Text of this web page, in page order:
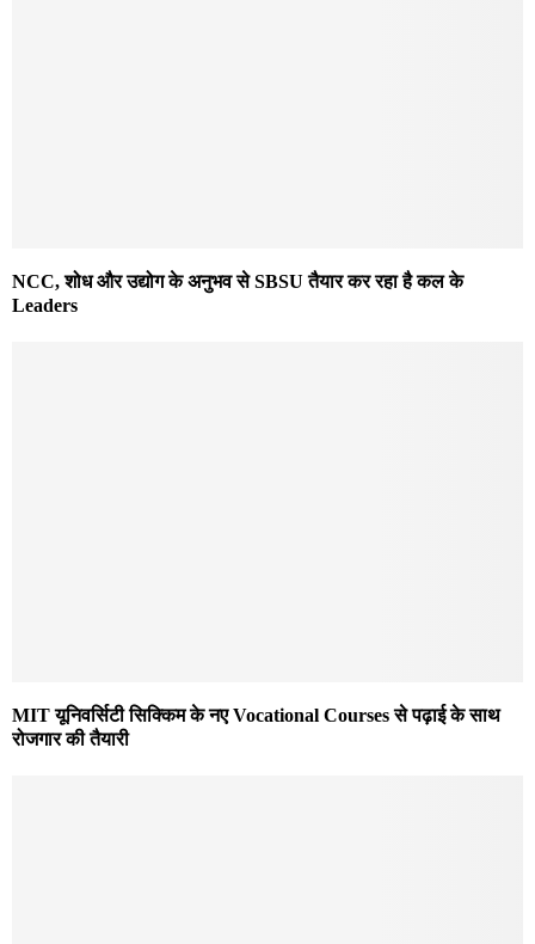
NCC, शोध और उद्योग के अनुभव से SBSU तैयार कर रहा है कल के
Leaders
MIT यूनिवर्सिटी सिक्किम के नए Vocational Courses से पढ़ाई के साथ
रोजगार की तैयारी